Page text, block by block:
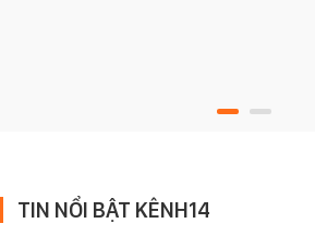
TIN NỔI BẬT KÊNH14